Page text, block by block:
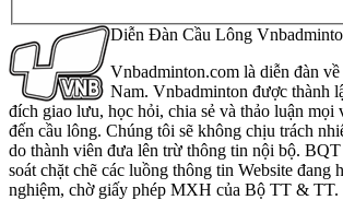
Diễn Đàn Cầu Lông
Vnbadminton.com là diễn đàn
Nam. Vnbadminton được thành
đích giao lưu, học hỏi, chia sẻ và thảo luận mọi
đến cầu lông. Chúng tôi sẽ không chịu trách
do thành viên đưa lên trừ thông tin nội bộ. BQT
soát chặt chẽ các luồng thông tin Website đang
nghiệm, chờ giấy phép MXH của Bộ TT & TT.